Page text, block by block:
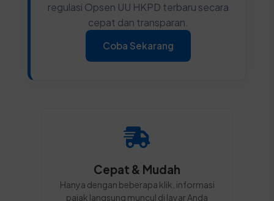
regulasi Opsen UU HKPD terbaru secara
cepat dan transparan.
Coba Sekarang
Cepat & Mudah
Hanya dengan beberapa klik, informasi
pajak langsung muncul di layar Anda